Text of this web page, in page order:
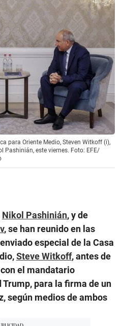
para Oriente Medio, Steven Witkoff (i),
Pashinián, este viernes. Foto: EFE/
Nikol Pashinián, y de
, se han reunido en las
especial de la Casa
Steve Witkoff, antes de
el mandatario
para la firma de un
según medios de ambos